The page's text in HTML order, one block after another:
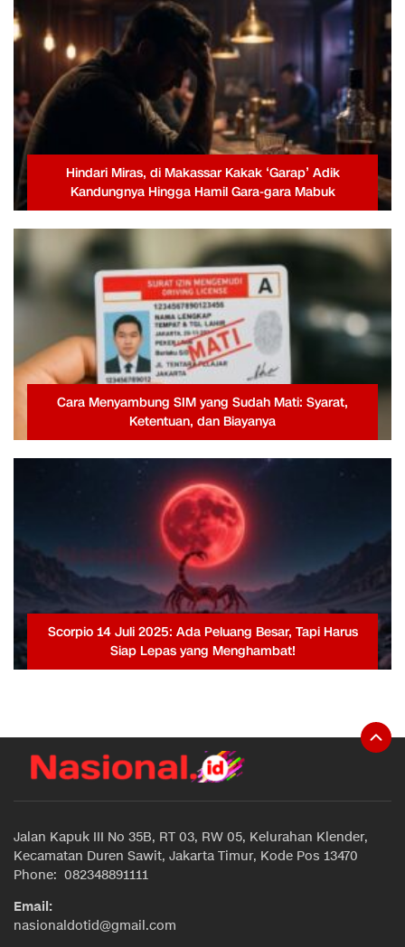
Hindari Miras, di Makassar Kakak ‘Garap’ Adik
Kandungnya Hingga Hamil Gara-gara Mabuk
Cara Menyambung SIM yang Sudah Mati: Syarat,
Ketentuan, dan Biayanya
Scorpio 14 Juli 2025: Ada Peluang Besar, Tapi Harus
Siap Lepas yang Menghambat!
Jalan Kapuk III No 35B, RT 03, RW 05, Kelurahan Klender,
Kecamatan Duren Sawit, Jakarta Timur, Kode Pos 13470
Phone: 082348891111
Email:
nasionaldotid@gmail.com